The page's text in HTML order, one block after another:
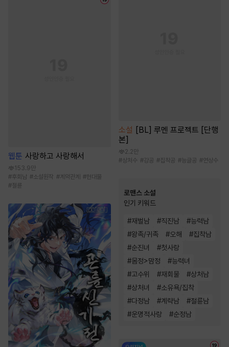
웹툰 사랑하고 사랑해서
153.9만
#후회남 #소설원작 # 계약관계 #현대물
#절륜
소설 [BL] 루멘 프로젝트 [단행
본]
2.2만
#상처수 #강공 #집착공 #능글공 #연상수
로맨스 소설
인기 키워드
#재벌남 #직진남 #능력남
#왕족/귀족 #오해 #집착남
#순진녀 #첫사랑
#몸정>맘정 #능력녀
#고수위 #재회물 #상처남
#상처녀 #소유욕/집착
#다정남 #계략남 #절륜남
#운명적사랑 #순정남